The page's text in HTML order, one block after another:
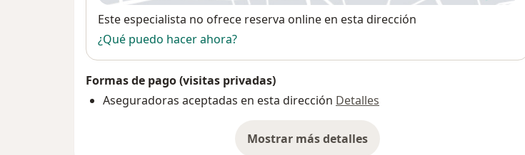
Disponibilidad
Este especialista no ofrece reserva online en esta dirección
¿Qué puedo hacer ahora?
Formas de pago (visitas privadas)
Aseguradoras aceptadas en esta dirección Detalles
Mostrar más detalles
sobre la dirección